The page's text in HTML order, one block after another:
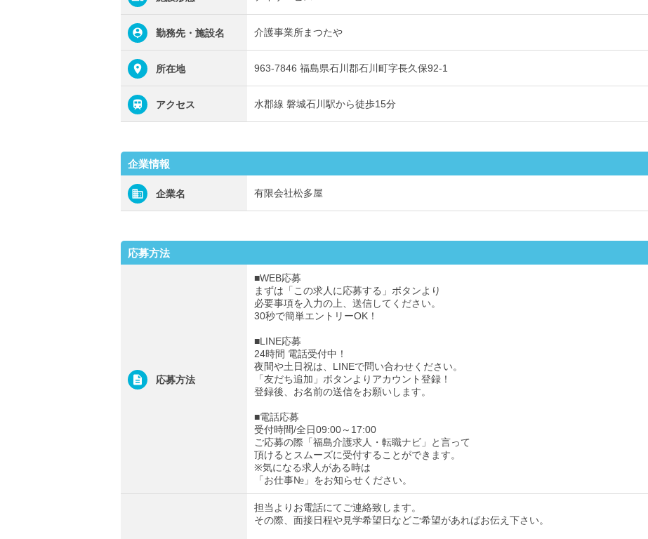
勤務先・施設名 介護事業所まつたや
所在地 963-7846 福島県石川郡石川町字長久保92-1
アクセス 水郡線 磐城石川駅から徒歩15分
企業情報
企業名 有限会社松多屋
応募方法
応募方法
■WEB応募
まずは「この求人に応募する」ボタンより
必要事項を入力の上、送信してください。
30秒で簡単エントリーOK！
■LINE応募
24時間 電話受付中！
夜間や土日祝は、LINEで問い合わせください。
「友だち追加」ボタンよりアカウント登録！
登録後、お名前の送信をお願いします。
■電話応募
受付時間/全日09:00～17:00
ご応募の際「福島介護求人・転職ナビ」と言って
頂けるとスムーズに受付することができます。
※気になる求人がある時は
「お仕事№」をお知らせください。
担当よりお電話にてご連絡致します。
その際、面接日程や見学希望日などご希望があればお伝え下さい。